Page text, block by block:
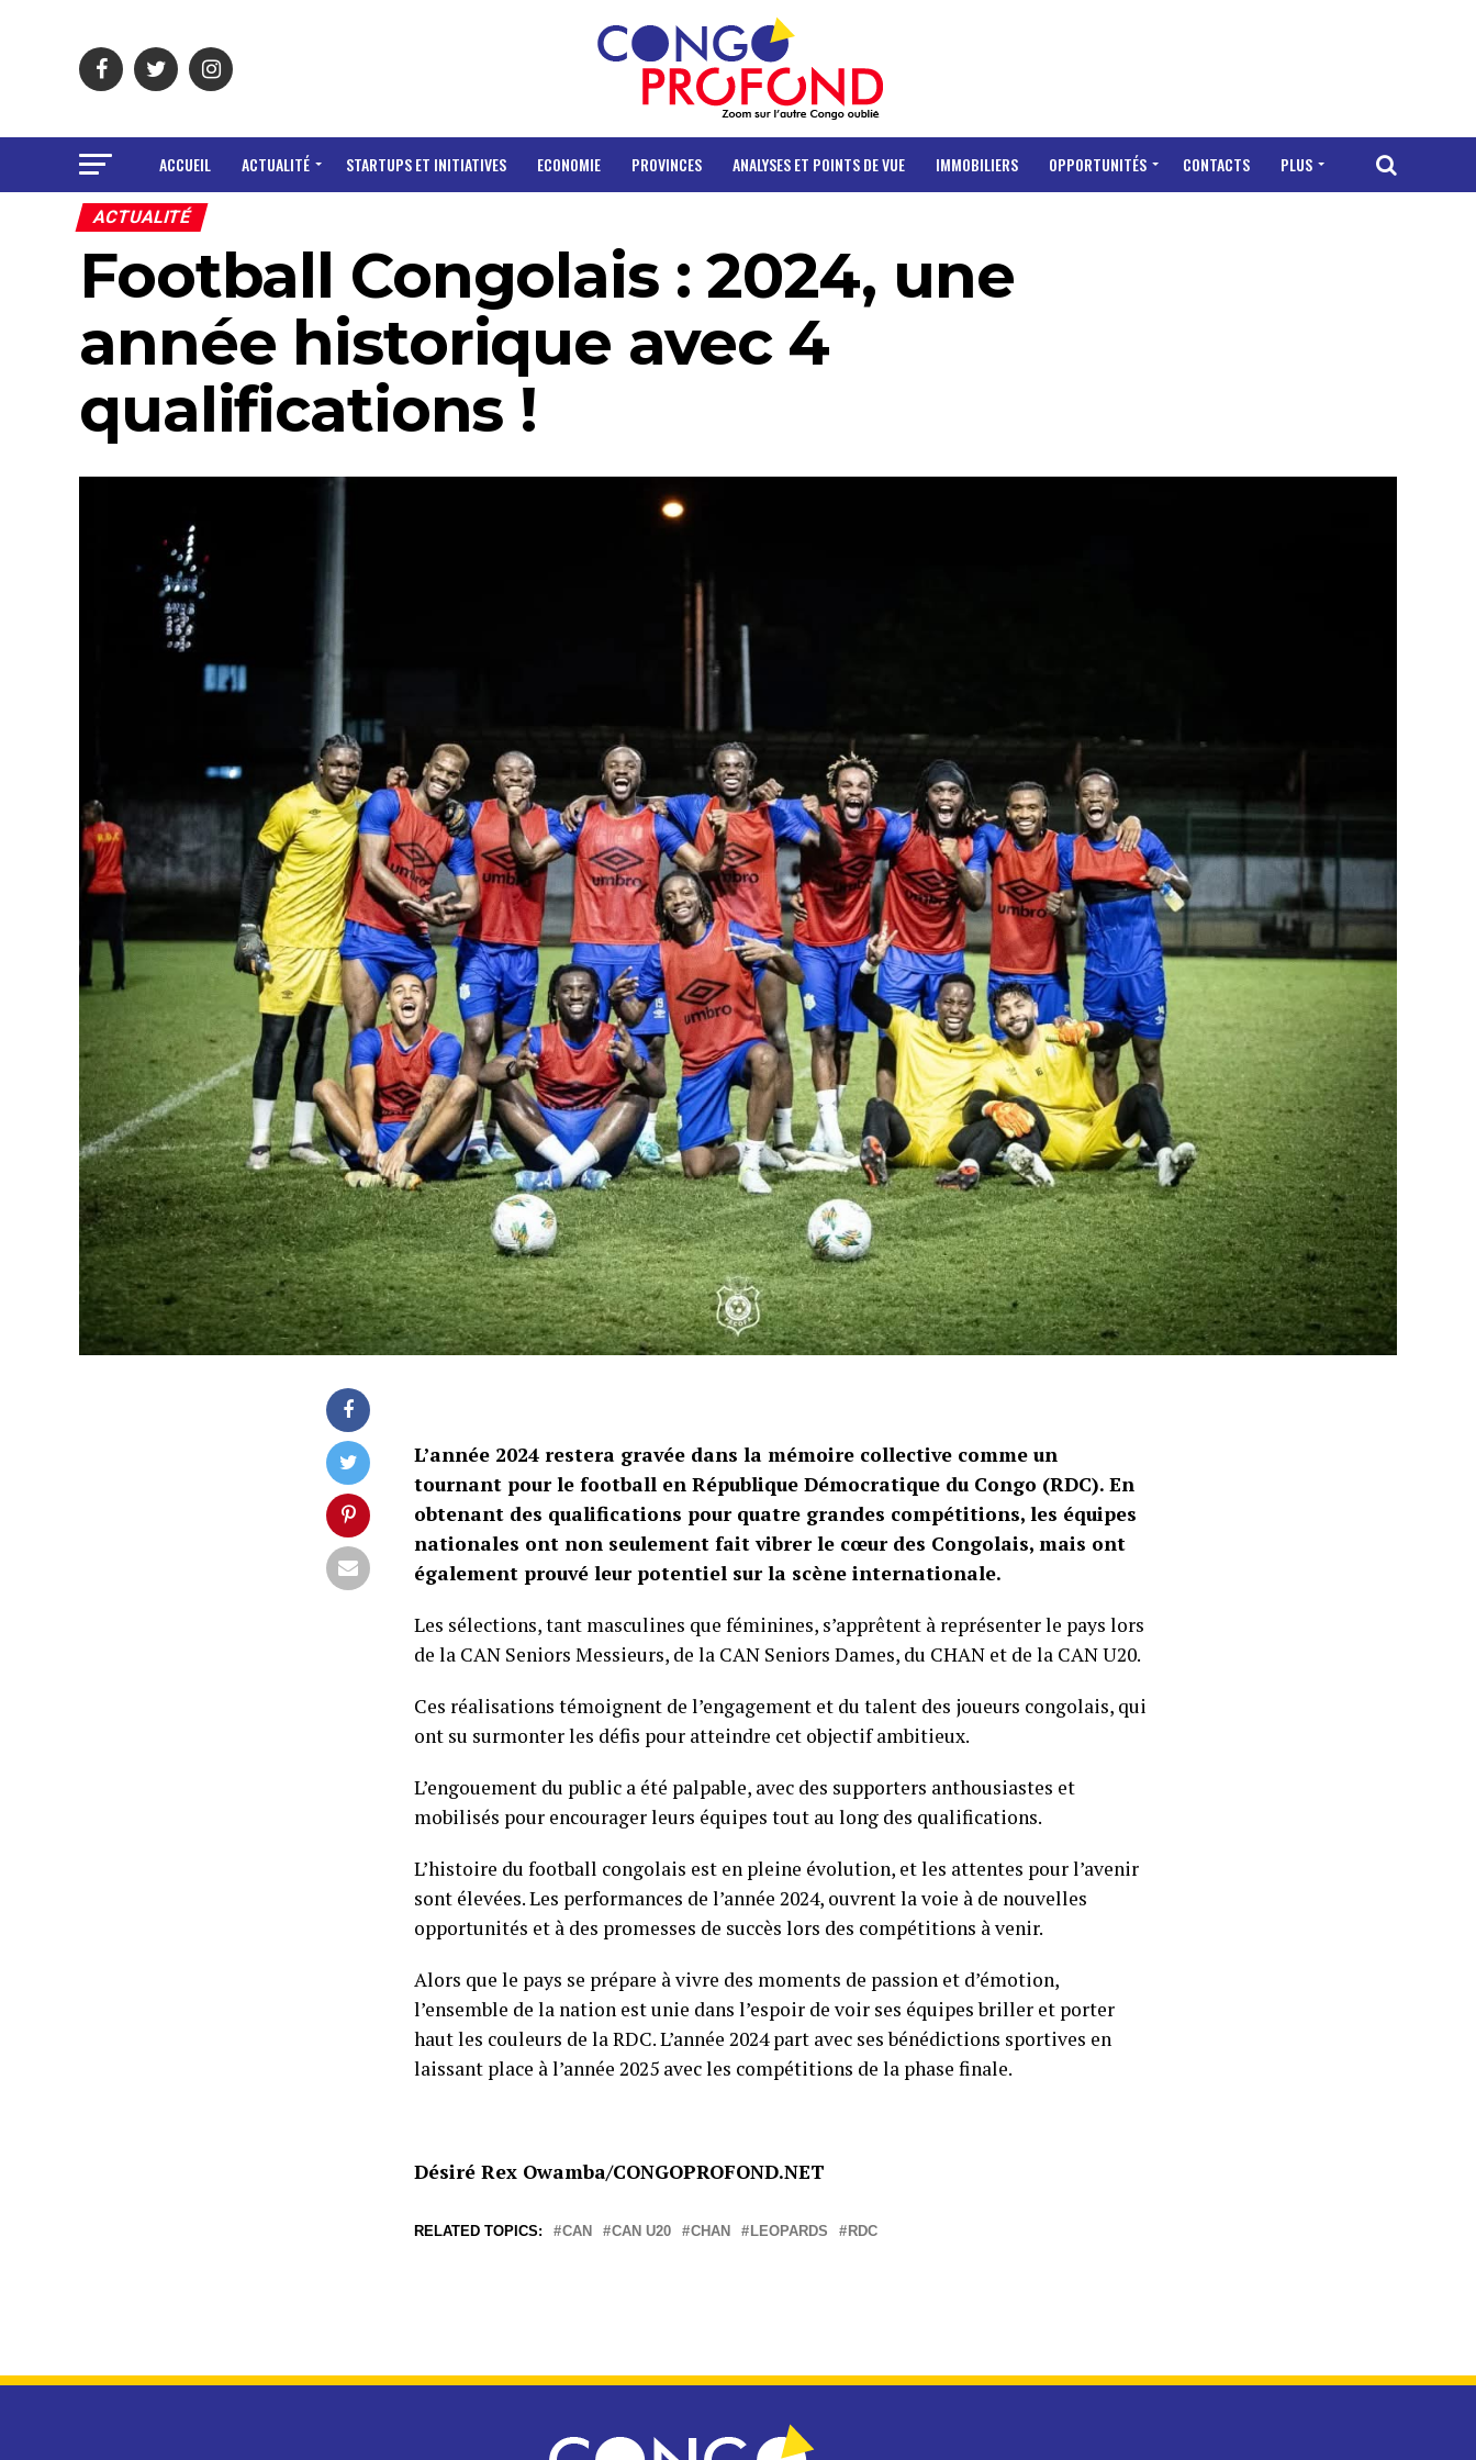
ACCUEIL ACTUALITÉ STARTUPS ET INITIATIVES ECONOMIE PROVINCES ANALYSES ET POINTS DE VUE IMMOBILIERS OPPORTUNITÉS CONTACTS PLUS
ACTUALITÉ
Football Congolais : 2024, une
année historique avec 4
qualifications !
L’année 2024 restera gravée dans la mémoire collective comme un
tournant pour le football en République Démocratique du Congo (RDC). En
obtenant des qualifications pour quatre grandes compétitions, les équipes
nationales ont non seulement fait vibrer le cœur des Congolais, mais ont
également prouvé leur potentiel sur la scène internationale.
Les sélections, tant masculines que féminines, s’apprêtent à représenter le pays lors
de la CAN Seniors Messieurs, de la CAN Seniors Dames, du CHAN et de la CAN U20.
Ces réalisations témoignent de l’engagement et du talent des joueurs congolais, qui
ont su surmonter les défis pour atteindre cet objectif ambitieux.
L’engouement du public a été palpable, avec des supporters anthousiastes et
mobilisés pour encourager leurs équipes tout au long des qualifications.
L’histoire du football congolais est en pleine évolution, et les attentes pour l’avenir
sont élevées. Les performances de l’année 2024, ouvrent la voie à de nouvelles
opportunités et à des promesses de succès lors des compétitions à venir.
Alors que le pays se prépare à vivre des moments de passion et d’émotion,
l’ensemble de la nation est unie dans l’espoir de voir ses équipes briller et porter
haut les couleurs de la RDC. L’année 2024 part avec ses bénédictions sportives en
laissant place à l’année 2025 avec les compétitions de la phase finale.
Désiré Rex Owamba/CONGOPROFOND.NET
RELATED TOPICS: CAN CAN U20 CHAN LEOPARDS RDC